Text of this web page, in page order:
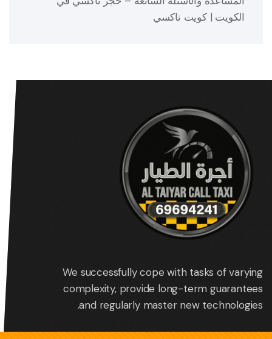
الكويت | كويت تاكسي
We successfully cope with tasks of varying
complexity, provide long-term guarantees
and regularly master new technologies.